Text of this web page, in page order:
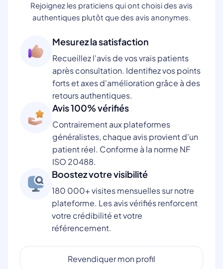
Rejoignez les praticiens qui ont choisi des avis
authentiques plutôt que des avis anonymes.
Mesurez la satisfaction
Recueillez l'avis de vos vrais patients
après consultation. Identifiez vos points
forts et axes d'amélioration grâce à des
retours authentiques.
Avis 100% vérifiés
Contrairement aux plateformes
généralistes, chaque avis provient d'un
patient réel. Conforme à la norme NF
ISO 20488.
Boostez votre visibilité
180 000+ visites mensuelles sur notre
plateforme. Les avis vérifiés renforcent
votre crédibilité et votre
référencement.
Revendiquer mon profil